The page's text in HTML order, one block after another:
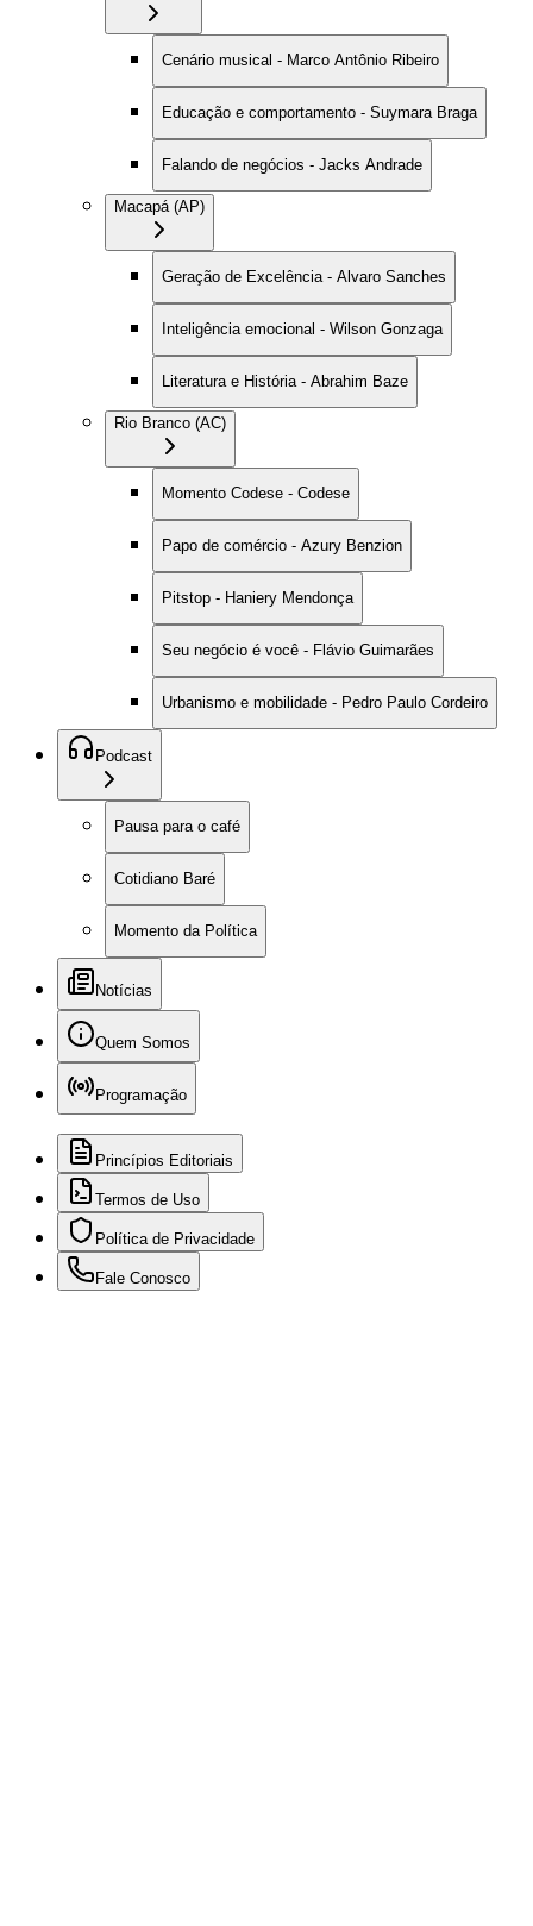
Cenário musical - Marco Antônio Ribeiro
Educação e comportamento - Suymara Braga
Falando de negócios - Jacks Andrade
Macapá (AP)
Geração de Excelência - Alvaro Sanches
Inteligência emocional - Wilson Gonzaga
Literatura e História - Abrahim Baze
Rio Branco (AC)
Momento Codese - Codese
Papo de comércio - Azury Benzion
Pitstop - Haniery Mendonça
Seu negócio é você - Flávio Guimarães
Urbanismo e mobilidade - Pedro Paulo Cordeiro
Podcast
Pausa para o café
Cotidiano Baré
Momento da Política
Notícias
Quem Somos
Programação
Princípios Editoriais
Termos de Uso
Política de Privacidade
Fale Conosco